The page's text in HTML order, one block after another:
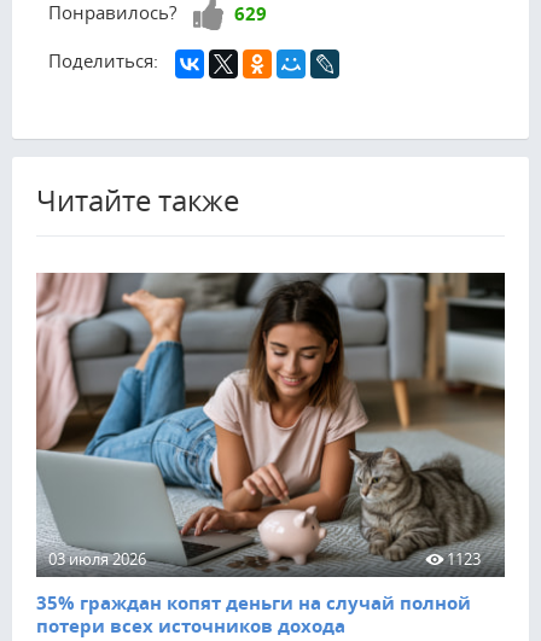
Понравилось? Нравится!
629
Поделиться:
Читайте также
03 июля 2026 1123
35% граждан копят деньги на случай полной
потери всех источников дохода